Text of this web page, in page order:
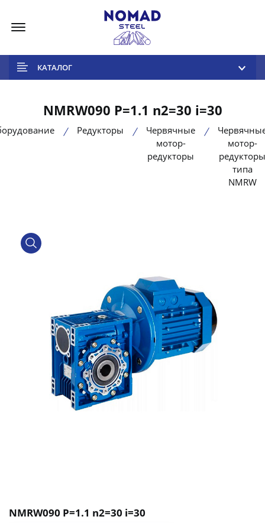
КАТАЛОГ
NMRW090 P=1.1 n2=30 i=30
Редукторы
Червячные
мотор-
редукторы
мотор-
редукторы
типа
NMRW
product view
NMRW090 P=1.1 n2=30 i=30